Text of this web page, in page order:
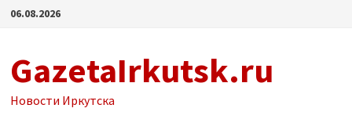
Перейти
06.08.2026
GazetaIrkutsk.ru
Новости Иркутска